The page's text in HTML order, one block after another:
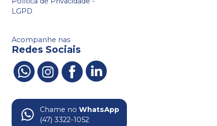
LGPD
Acompanhe nas
Redes Sociais
Chame no WhatsApp
(47) 3322-1052